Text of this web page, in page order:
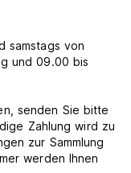
samstags von
und 09.00 bis
senden Sie bitte
Zahlung wird zu
zur Sammlung
werden Ihnen